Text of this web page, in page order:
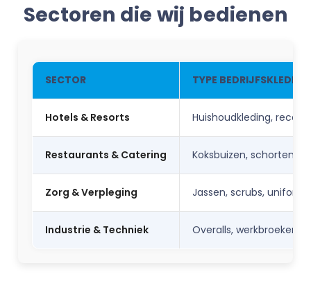
Sectoren die wij bedienen
SECTOR TYPE BEDRIJFSKLEDING
Hotels & Resorts Huishoudkleding,
Restaurants & Catering Koksbuizen, schorten,
Zorg & Verpleging Jassen, scrubs,
Industrie & Techniek Overalls, werkbroeken,